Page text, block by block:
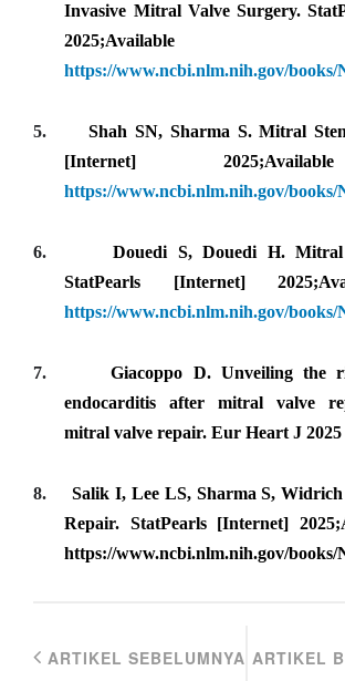
Invasive Mitral Valve Surgery.
https://www.ncbi.nlm.nih.gov/books/
5.
Shah SN, Sharma S. Mitral
[Internet]
https://www.ncbi.nlm.nih.gov/books/
6.
Douedi S, Douedi H. Mitral
StatPearls [Internet]
https://www.ncbi.nlm.nih.gov/books/
7.
Giacoppo D. Unveiling the
endocarditis after mitral valve
mitral valve repair. Eur Heart J 2025
8.
Salik I, Lee LS, Sharma S,
Repair. StatPearls [Internet]
https://www.ncbi.nlm.nih.gov/books/
ARTIKEL SEBELUMNYA ARTIKEL